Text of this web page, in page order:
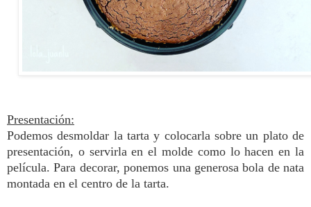
Presentación:
Podemos desmoldar la tarta y colocarla sobre un plato de
presentación, o servirla en el molde como lo hacen en la
película.Para decorar, ponemos una generosa bola de nata
montada en el centro de la tarta.